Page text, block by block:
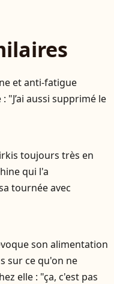
et anti-fatigue
"J’ai aussi supprimé le
toujours très en
qui l'a
tournée avec
son alimentation
sur ce qu'on ne
elle : "ça, c'est pas